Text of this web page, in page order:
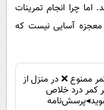
اما چرا انجام تمرینات
آسایی نیست که
ممنوع ❌ در منزل از
کمر درد خلاص